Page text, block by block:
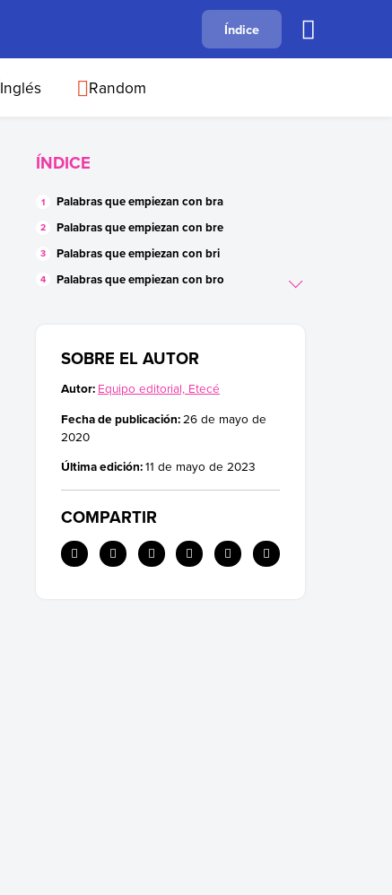
B C F
Índice
Inglés Random
ÍNDICE
Palabras que empiezan con bra
Palabras que empiezan con bre
Palabras que empiezan con bri
Palabras que empiezan con bro
bre, bri, bro, bru
SOBRE EL AUTOR
Autor: Equipo editorial, Etecé
Fecha de publicación: 26 de mayo de
2020
Última edición:11 de mayo de 2023
COMPARTIR